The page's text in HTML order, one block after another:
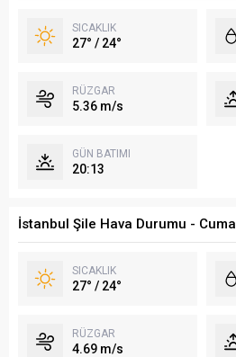
SICAKLIK
27° / 24°
RÜZGAR
5.36 m/s
GÜN BATIMI
20:13
İstanbul Şile Hava Durumu - Cuma
SICAKLIK
27° / 24°
RÜZGAR
4.69 m/s